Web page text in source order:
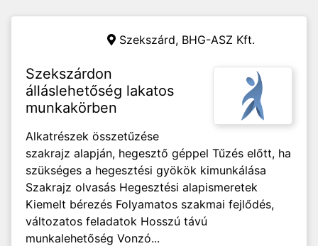
Szekszárd, BHG-ASZ Kft.
Szekszárdon
álláslehetőség lakatos
munkakörben
Alkatrészek összetűzése
szakrajz alapján, hegesztő géppel Tűzés előtt, ha
szükséges a hegesztési gyökök kimunkálása
Szakrajz olvasás Hegesztési alapismeretek
Kiemelt bérezés Folyamatos szakmai fejlődés,
változatos feladatok Hosszú távú
munkalehetőség Vonzó...